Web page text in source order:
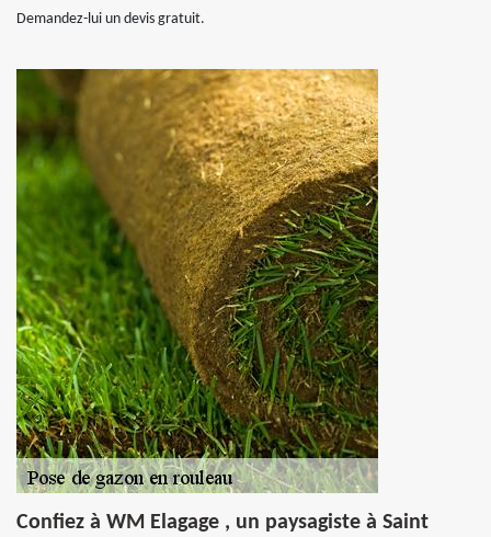
Demandez-lui un devis gratuit.
Confiez à WM Elagage , un paysagiste à Saint